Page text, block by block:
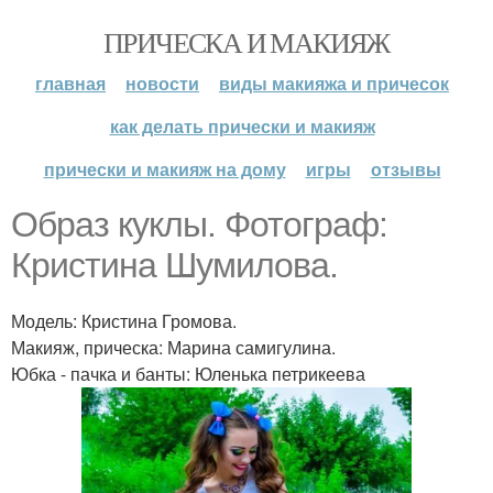
ПРИЧЕСКА И МАКИЯЖ
главная новости
виды макияжа и причесок
как делать прически и макияж
прически и макияж на дому
игры отзывы
Образ куклы. Фотограф:
Кристина Шумилова.
Модель: Кристина Громова.
Макияж, прическа: Марина самигулина.
Юбка - пачка и банты: Юленька петрикеева